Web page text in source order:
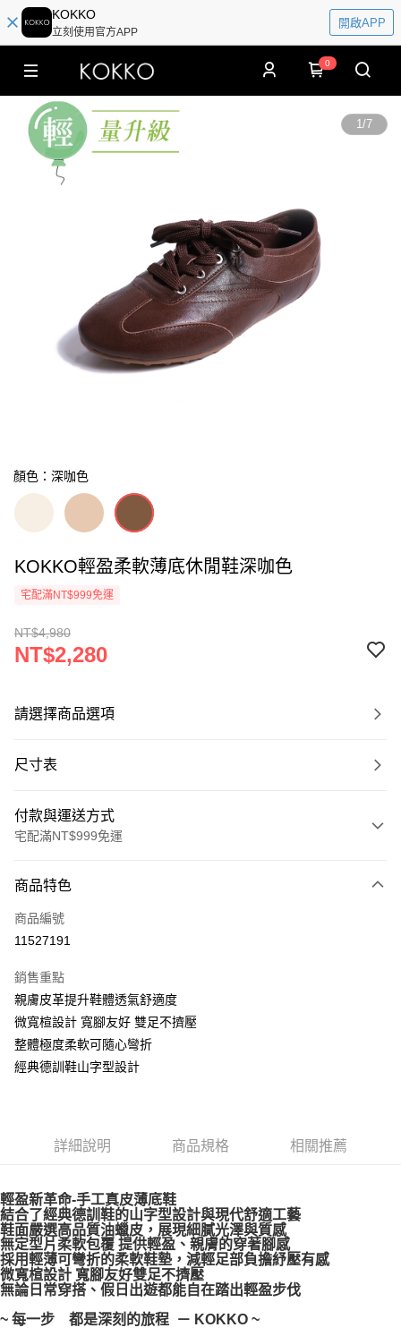
KOKKO
立刻使用官方APP
開啟APP
0
1/7
顏色：深咖色
KOKKO輕盈柔軟薄底休閒鞋深咖色
宅配滿NT$999免運
NT$4,980
NT$2,280
請選擇商品選項
尺寸表
付款與運送方式
宅配滿NT$999免運
信用卡一次付款
LINE Pay
街口支付
悠遊付
AFTEE先享後付
便利好安心！
１．簡單：不需註冊會員、不需綁卡、不需儲值。
【「AFTEE先享後付」結帳流程】
１．於結帳方式選擇「AFTEE先享後付」後，將跳轉至「AFTEE先享後付」
結帳頁面，進行簡訊認證並確認金額後，即可完成結帳。
２．訂單成立數日內，您將收到繳費通知簡訊。
３．收到繳費通知簡訊後14天內，點擊此簡訊中的連結，可透過四大超商／
ATM／網路銀行／等多元方式進行付款，方視為交易完成。
※ 請注意：結帳手續完成當下不需立刻繳費，但若您需要取消訂單，請聯絡
購買商品的店家。未經商家同意取消之訂單仍視為有效，需透過AFTEE先享
宅配通
每筆NT$100，滿NT$999(含以上)免運費
商品特色
商品編號
11527191
銷售重點
親膚皮革提升鞋體透氣舒適度
微寬楦設計 寬腳友好 雙足不擠壓
整體極度柔軟可隨心彎折
經典德訓鞋山字型設計
詳細說明 商品規格 相關推薦
輕盈新革命-手工真皮薄底鞋
結合了經典德訓鞋的山字型設計與現代舒適工藝
鞋面嚴選高品質油蠟皮，展現細膩光澤與質感
無定型片柔軟包覆 提供輕盈、親膚的穿著腳感
採用輕薄可彎折的柔軟鞋墊，減輕足部負擔紓壓有感
微寬楦設計 寬腳友好雙足不擠壓
無論日常穿搭、假日出遊都能自在踏出輕盈步伐
~ 每一步 都是深刻的旅程 － KOKKO ~